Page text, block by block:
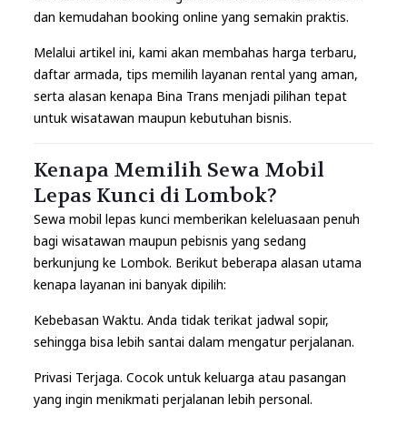
dan kemudahan booking online yang semakin praktis.
Melalui artikel ini, kami akan membahas harga terbaru,
daftar armada, tips memilih layanan rental yang aman,
serta alasan kenapa Bina Trans menjadi pilihan tepat
untuk wisatawan maupun kebutuhan bisnis.
Kenapa Memilih Sewa Mobil
Lepas Kunci di Lombok?
Sewa mobil lepas kunci memberikan keleluasaan penuh
bagi wisatawan maupun pebisnis yang sedang
berkunjung ke Lombok. Berikut beberapa alasan utama
kenapa layanan ini banyak dipilih:
Kebebasan Waktu. Anda tidak terikat jadwal sopir,
sehingga bisa lebih santai dalam mengatur perjalanan.
Privasi Terjaga. Cocok untuk keluarga atau pasangan
yang ingin menikmati perjalanan lebih personal.